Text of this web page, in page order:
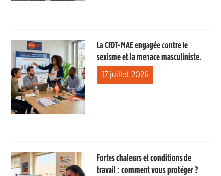
La CFDT-MAE engagée contre le
sexisme et la menace masculiniste.
17 juillet 2026
Fortes chaleurs et conditions de
travail : comment vous protéger ?